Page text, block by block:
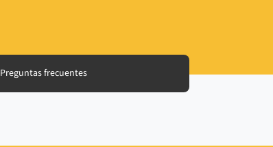
Preguntas frecuentes